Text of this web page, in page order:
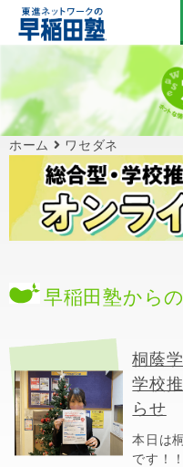
ホーム ワセダネ
早稲田塾から
桐蔭
学校
らせ
本日は
です！！